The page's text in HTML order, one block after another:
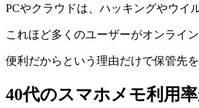
PCやクラウドは、ハッキングやウイ
これほど多くのユーザーがオンライ
便利だからという理由だけで保管先
40代のスマホメモ利用